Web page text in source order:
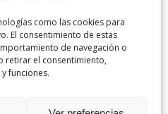
como las cookies para
El consentimiento de estas
de navegación o
retirar el consentimiento,
funciones.